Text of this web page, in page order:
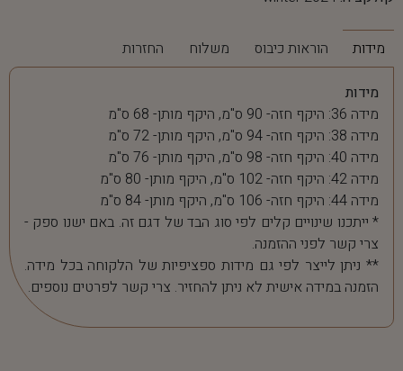
מידות הוראות כיבוס משלוח החזרות
מידות
מידה 36: היקף חזה- 90 ס"מ, היקף מותן- 68 ס"מ
מידה 38: היקף חזה- 94 ס"מ, היקף מותן- 72 ס"מ
מידה 40: היקף חזה- 98 ס"מ, היקף מותן- 76 ס"מ
מידה 42: היקף חזה- 102 ס"מ, היקף מותן- 80 ס"מ
מידה 44: היקף חזה- 106 ס"מ, היקף מותן- 84 ס"מ
* ייתכנו שינויים קלים לפי סוג הבד של דגם זה. באם ישנו ספק -
צרי קשר לפני ההזמנה.
** ניתן לייצר לפי גם מידות ספציפיות של הלקוחה בכל מידה.
הזמנה במידה אישית לא ניתן להחזיר. צרי קשר לפרטים נוספים.